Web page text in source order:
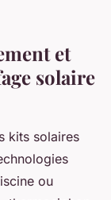
et
solaire
kits solaires
ou